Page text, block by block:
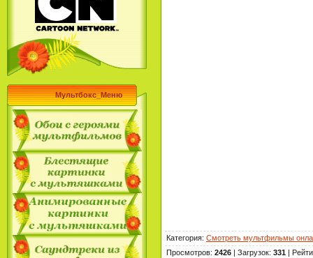
Мультбокс_Меню
Категория: Смотреть мультфильмы
Просмотров: 2426 | Загрузок: 331 |